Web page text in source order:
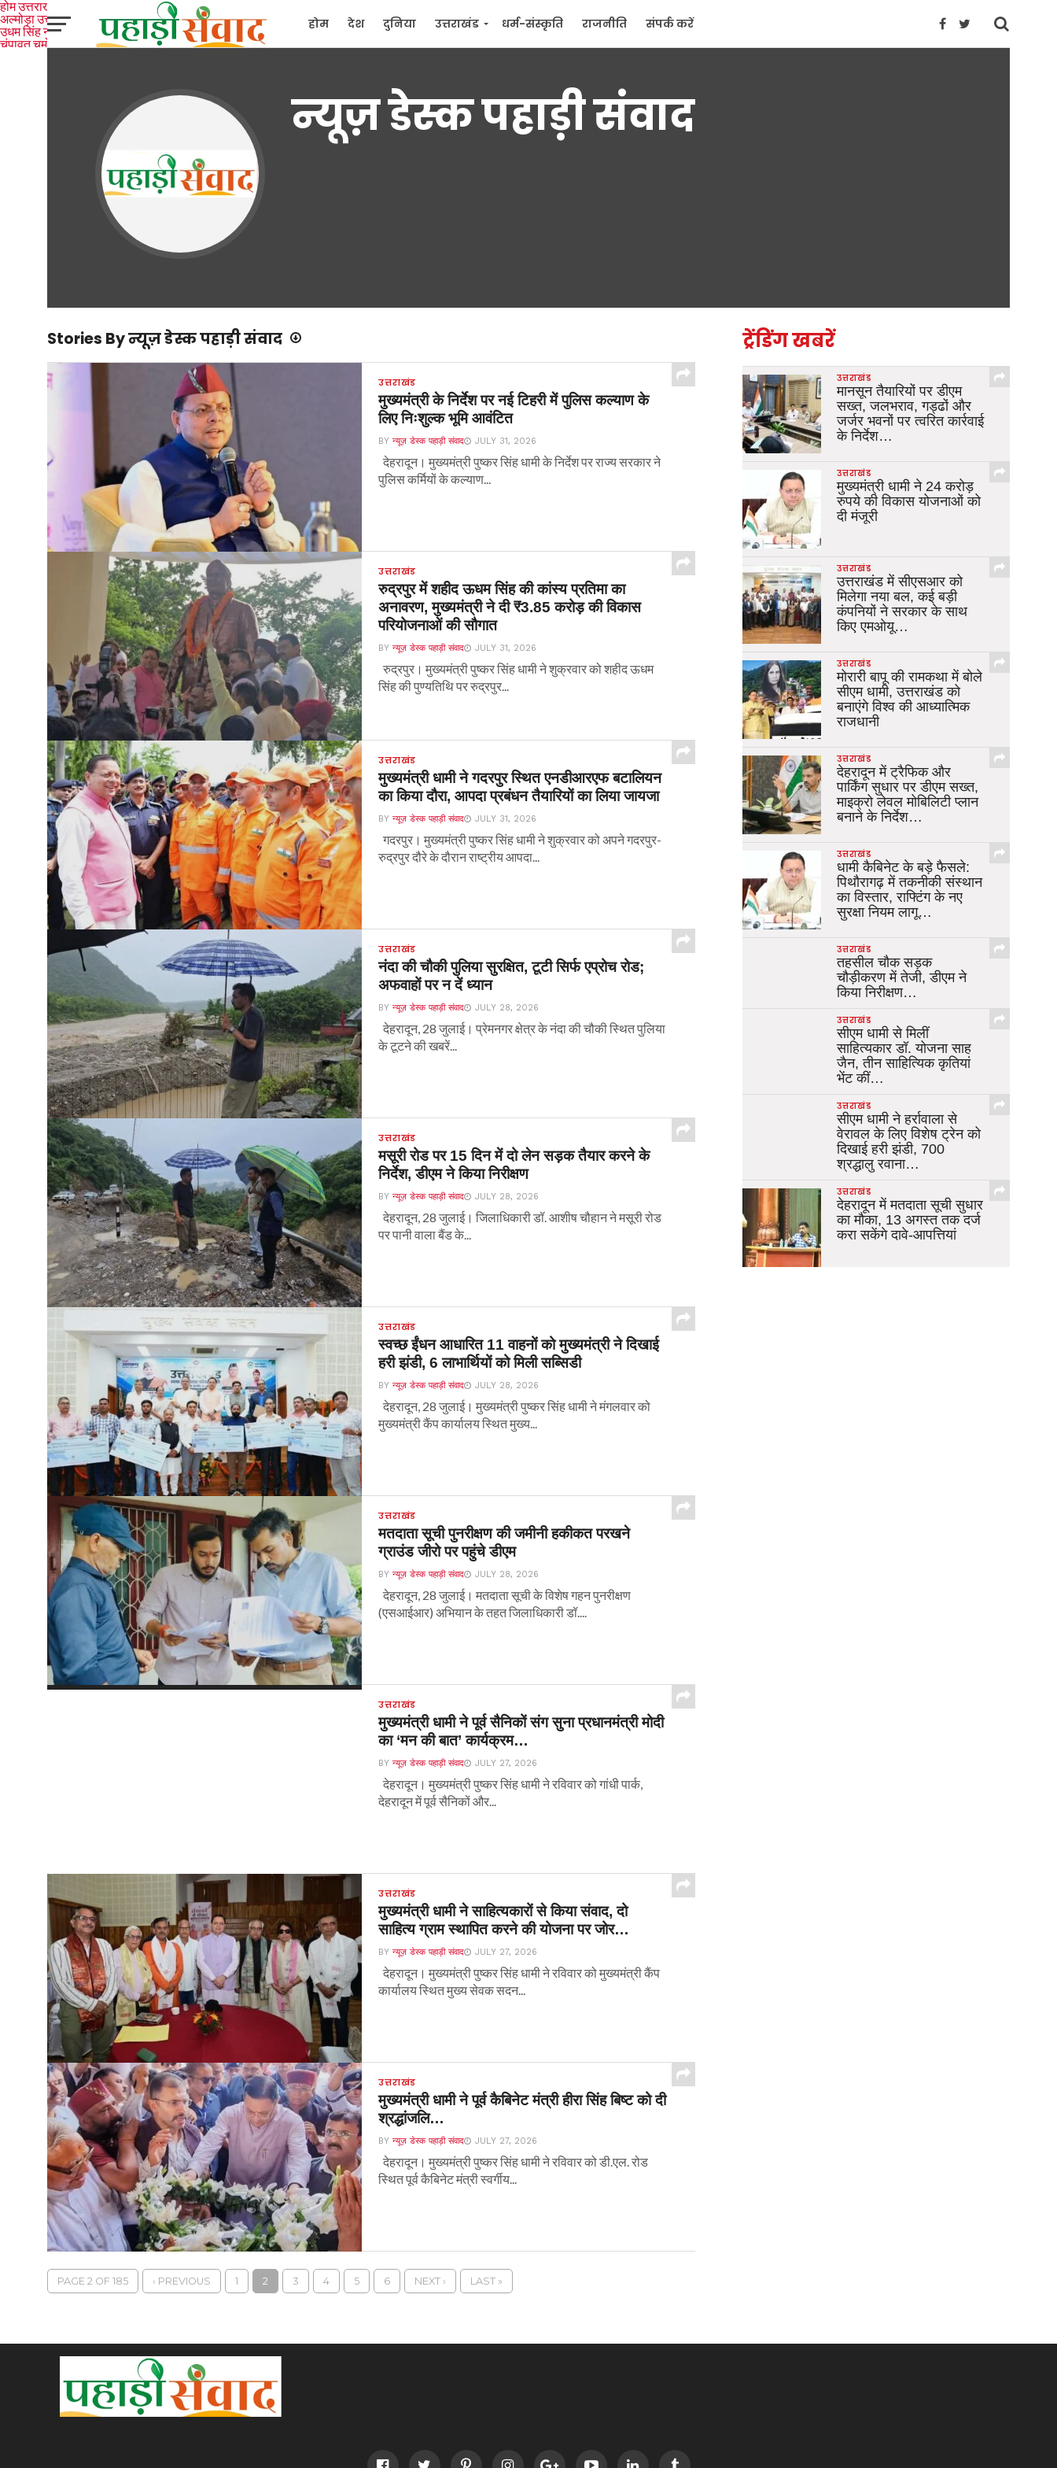
होम देश दुनिया उत्तराखंड धर्म-संस्कृति राजनीति संपर्क करें
होमउत्तराखंड
अल्मोड़ाउत्तरकाशी
उधम सिंह नगर
चंपावतचमोलीटिहरी
न्यूज़ डेस्क पहाड़ी संवाद
Stories By न्यूज़ डेस्क पहाड़ी संवाद
उत्तराखंड
मुख्यमंत्री के निर्देश पर नई टिहरी में पुलिस कल्याण के
लिए निःशुल्क भूमि आवंटित
BYन्यूज़ डेस्क पहाड़ी संवाद JULY 31, 2026
देहरादून। मुख्यमंत्री पुष्कर सिंह धामी के निर्देश पर राज्य सरकार ने
पुलिस कर्मियों के कल्याण...
उत्तराखंड
रुद्रपुर में शहीद ऊधम सिंह की कांस्य प्रतिमा का
अनावरण, मुख्यमंत्री ने दी ₹3.85 करोड़ की विकास
परियोजनाओं की सौगात
BYन्यूज़ डेस्क पहाड़ी संवाद JULY 31, 2026
रुद्रपुर। मुख्यमंत्री पुष्कर सिंह धामी ने शुक्रवार को शहीद ऊधम
सिंह की पुण्यतिथि पर रुद्रपुर...
उत्तराखंड
मुख्यमंत्री धामी ने गदरपुर स्थित एनडीआरएफ बटालियन
का किया दौरा, आपदा प्रबंधन तैयारियों का लिया जायजा
BYन्यूज़ डेस्क पहाड़ी संवाद JULY 31, 2026
गदरपुर। मुख्यमंत्री पुष्कर सिंह धामी ने शुक्रवार को अपने गदरपुर-
रुद्रपुर दौरे के दौरान राष्ट्रीय आपदा...
उत्तराखंड
नंदा की चौकी पुलिया सुरक्षित, टूटी सिर्फ एप्रोच रोड;
अफवाहों पर न दें ध्यान
BYन्यूज़ डेस्क पहाड़ी संवाद JULY 28, 2026
देहरादून, 28 जुलाई। प्रेमनगर क्षेत्र के नंदा की चौकी स्थित पुलिया
के टूटने की खबरें...
उत्तराखंड
मसूरी रोड पर 15 दिन में दो लेन सड़क तैयार करने के
निर्देश, डीएम ने किया निरीक्षण
BYन्यूज़ डेस्क पहाड़ी संवाद JULY 28, 2026
देहरादून, 28 जुलाई। जिलाधिकारी डॉ. आशीष चौहान ने मसूरी रोड
पर पानी वाला बैंड के...
उत्तराखंड
स्वच्छ ईंधन आधारित 11 वाहनों को मुख्यमंत्री ने दिखाई
हरी झंडी, 6 लाभार्थियों को मिली सब्सिडी
BYन्यूज़ डेस्क पहाड़ी संवाद JULY 28, 2026
देहरादून, 28 जुलाई। मुख्यमंत्री पुष्कर सिंह धामी ने मंगलवार को
मुख्यमंत्री कैंप कार्यालय स्थित मुख्य...
उत्तराखंड
मतदाता सूची पुनरीक्षण की जमीनी हकीकत परखने
ग्राउंड जीरो पर पहुंचे डीएम
BYन्यूज़ डेस्क पहाड़ी संवाद JULY 28, 2026
देहरादून, 28 जुलाई। मतदाता सूची के विशेष गहन पुनरीक्षण
(एसआईआर) अभियान के तहत जिलाधिकारी डॉ....
उत्तराखंड
मुख्यमंत्री धामी ने पूर्व सैनिकों संग सुना प्रधानमंत्री मोदी
का ‘मन की बात’ कार्यक्रम…
BYन्यूज़ डेस्क पहाड़ी संवाद JULY 27, 2026
देहरादून। मुख्यमंत्री पुष्कर सिंह धामी ने रविवार को गांधी पार्क,
देहरादून में पूर्व सैनिकों और...
उत्तराखंड
मुख्यमंत्री धामी ने साहित्यकारों से किया संवाद, दो
साहित्य ग्राम स्थापित करने की योजना पर जोर…
BYन्यूज़ डेस्क पहाड़ी संवाद JULY 27, 2026
देहरादून। मुख्यमंत्री पुष्कर सिंह धामी ने रविवार को मुख्यमंत्री कैंप
कार्यालय स्थित मुख्य सेवक सदन...
उत्तराखंड
मुख्यमंत्री धामी ने पूर्व कैबिनेट मंत्री हीरा सिंह बिष्ट को दी
श्रद्धांजलि…
BYन्यूज़ डेस्क पहाड़ी संवाद JULY 27, 2026
देहरादून। मुख्यमंत्री पुष्कर सिंह धामी ने रविवार को डी.एल. रोड
स्थित पूर्व कैबिनेट मंत्री स्वर्गीय...
PAGE 2 OF 185 ‹ PREVIOUS 1 2 3 4 5 6 NEXT › LAST »
ट्रेंडिंग खबरें
उत्तराखंड
मानसून तैयारियों पर डीएम
सख्त, जलभराव, गड्ढों और
जर्जर भवनों पर त्वरित कार्रवाई
के निर्देश…
उत्तराखंड
मुख्यमंत्री धामी ने 24 करोड़
रुपये की विकास योजनाओं को
दी मंजूरी
उत्तराखंड
उत्तराखंड में सीएसआर को
मिलेगा नया बल, कई बड़ी
कंपनियों ने सरकार के साथ
किए एमओयू…
उत्तराखंड
मोरारी बापू की रामकथा में बोले
सीएम धामी, उत्तराखंड को
बनाएंगे विश्व की आध्यात्मिक
राजधानी
उत्तराखंड
देहरादून में ट्रैफिक और
पार्किंग सुधार पर डीएम सख्त,
माइक्रो लेवल मोबिलिटी प्लान
बनाने के निर्देश…
उत्तराखंड
धामी कैबिनेट के बड़े फैसले:
पिथौरागढ़ में तकनीकी संस्थान
का विस्तार, राफ्टिंग के नए
सुरक्षा नियम लागू…
उत्तराखंड
तहसील चौक सड़क
चौड़ीकरण में तेजी, डीएम ने
किया निरीक्षण…
उत्तराखंड
सीएम धामी से मिलीं
साहित्यकार डॉ. योजना साह
जैन, तीन साहित्यिक कृतियां
भेंट कीं…
उत्तराखंड
सीएम धामी ने हर्रावाला से
वेरावल के लिए विशेष ट्रेन को
दिखाई हरी झंडी, 700
श्रद्धालु रवाना…
उत्तराखंड
देहरादून में मतदाता सूची सुधार
का मौका, 13 अगस्त तक दर्ज
करा सकेंगे दावे-आपत्तियां